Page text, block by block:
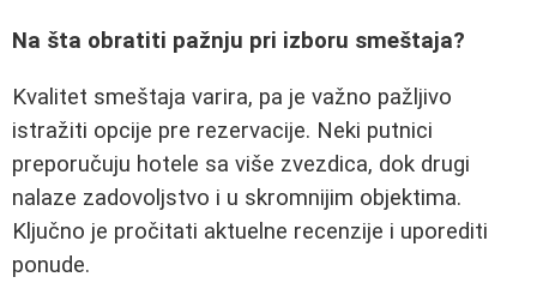
Na šta obratiti pažnju pri izboru smeštaja?
Kvalitet smeštaja varira, pa je važno pažljivo
istražiti opcije pre rezervacije. Neki putnici
preporučuju hotele sa više zvezdica, dok drugi
nalaze zadovoljstvo i u skromnijim objektima.
Ključno je pročitati aktuelne recenzije i uporediti
ponude.